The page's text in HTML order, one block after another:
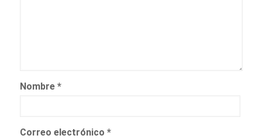
Nombre *
Correo electrónico *